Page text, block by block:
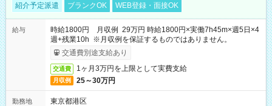
紹介予定派遣 ブランクOK WEB登録・面接OK
給与
時給1800円 月収例 29万円 時給1800円×実働7h45m×週5日×4
週+残業10h ※月収例を保証するものではありません。
交通費別途支給あり
交通費 1ヶ月3万円を上限として実費支給
月収例 25～30万円
勤務地
東京都港区